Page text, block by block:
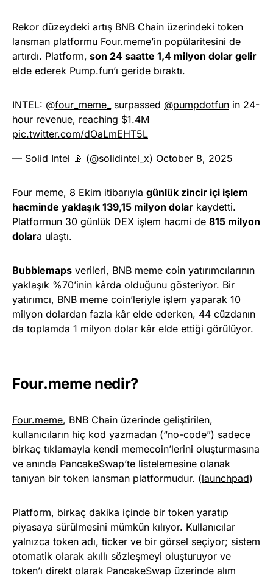
Rekor düzeydeki artış BNB Chain üzerindeki token
lansman platformu Four.meme’in popülaritesini de
artırdı. Platform, son 24 saatte 1,4 milyon dolar gelir
elde ederek Pump.fun’ı geride bıraktı.
INTEL: @four_meme_ surpassed @pumpdotfun in 24-
hour revenue, reaching $1.4M
pic.twitter.com/dOaLmEHT5L
— Solid Intel 📡 (@solidintel_x) October 8, 2025
Four meme, 8 Ekim itibarıyla günlük zincir içi işlem
hacminde yaklaşık 139,15 milyon dolar kaydetti.
Platformun 30 günlük DEX işlem hacmi de 815 milyon
dolara ulaştı.
Bubblemaps verileri, BNB meme coin yatırımcılarının
yaklaşık %70’inin kârda olduğunu gösteriyor. Bir
yatırımcı, BNB meme coin’leriyle işlem yaparak 10
milyon dolardan fazla kâr elde ederken, 44 cüzdanın
da toplamda 1 milyon dolar kâr elde ettiği görülüyor.
Four.meme nedir?
Four.meme, BNB Chain üzerinde geliştirilen,
kullanıcıların hiç kod yazmadan (“no-code”) sadece
birkaç tıklamayla kendi memecoin’lerini oluşturmasına
ve anında PancakeSwap’te listelemesine olanak
tanıyan bir token lansman platformudur. (launchpad)
Platform, birkaç dakika içinde bir token yaratıp
piyasaya sürülmesini mümkün kılıyor. Kullanıcılar
yalnızca token adı, ticker ve bir görsel seçiyor; sistem
otomatik olarak akıllı sözleşmeyi oluşturuyor ve
token’ı direkt olarak PancakeSwap üzerinde alım